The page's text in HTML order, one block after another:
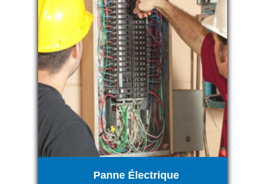
Panne Électrique